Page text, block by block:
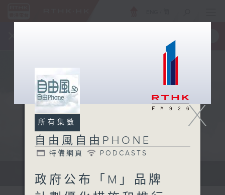
聲音更立體 意見更多元
X
所有集數
自由風自由PHONE
特備網頁 PODCASTS
政府公布「M」品牌